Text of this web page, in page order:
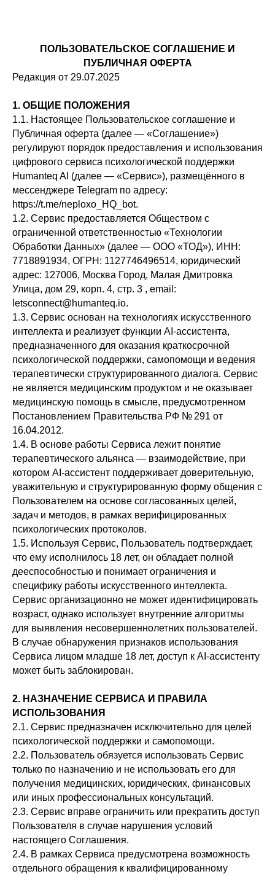
ПОЛЬЗОВАТЕЛЬСКОЕ СОГЛАШЕНИЕ И
ПУБЛИЧНАЯ ОФЕРТА
Редакция от 29.07.2025
1. ОБЩИЕ ПОЛОЖЕНИЯ
1.1. Настоящее Пользовательское соглашение и
Публичная оферта (далее — «Соглашение»)
регулируют порядок предоставления и использования
цифрового сервиса психологической поддержки
Humanteq AI (далее — «Сервис»), размещённого в
мессенджере Telegram по адресу:
https://t.me/neploxo_HQ_bot.
1.2. Сервис предоставляется Обществом с
ограниченной ответственностью «Технологии
Обработки Данных» (далее — ООО «ТОД»), ИНН:
7718891934, ОГРН: 1127746496514, юридический
адрес: 127006, Москва Город, Малая Дмитровка
Улица, дом 29, корп. 4, стр. 3 , email:
letsconnect@humanteq.io.
1.3. Сервис основан на технологиях искусственного
интеллекта и реализует функции AI-ассистента,
предназначенного для оказания краткосрочной
психологической поддержки, самопомощи и ведения
терапевтически структурированного диалога. Сервис
не является медицинским продуктом и не оказывает
медицинскую помощь в смысле, предусмотренном
Постановлением Правительства РФ № 291 от
16.04.2012.
1.4. В основе работы Сервиса лежит понятие
терапевтического альянса — взаимодействие, при
котором AI-ассистент поддерживает доверительную,
уважительную и структурированную форму общения с
Пользователем на основе согласованных целей,
задач и методов, в рамках верифицированных
психологических протоколов.
1.5. Используя Сервис, Пользователь подтверждает,
что ему исполнилось 18 лет, он обладает полной
дееспособностью и понимает ограничения и
специфику работы искусственного интеллекта.
Сервис организационно не может идентифицировать
возраст, однако использует внутренние алгоритмы
для выявления несовершеннолетних пользователей.
В случае обнаружения признаков использования
Сервиса лицом младше 18 лет, доступ к AI-ассистенту
может быть заблокирован.
2. НАЗНАЧЕНИЕ СЕРВИСА И ПРАВИЛА
ИСПОЛЬЗОВАНИЯ
2.1. Сервис предназначен исключительно для целей
психологической поддержки и самопомощи.
2.2. Пользователь обязуется использовать Сервис
только по назначению и не использовать его для
получения медицинских, юридических, финансовых
или иных профессиональных консультаций.
2.3. Сервис вправе ограничить или прекратить доступ
Пользователя в случае нарушения условий
настоящего Соглашения.
2.4. В рамках Сервиса предусмотрена возможность
отдельного обращения к квалифицированному